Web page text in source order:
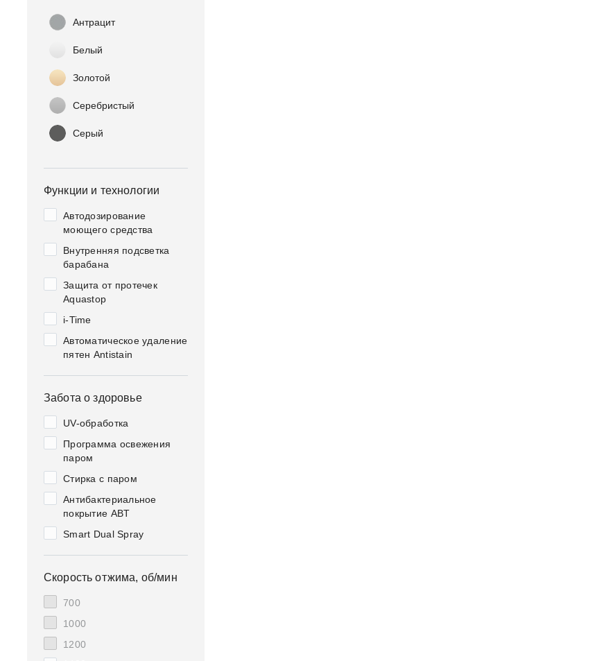
Антрацит
Белый
Золотой
Серебристый
Серый
Функции и технологии
Автодозирование
моющего средства
Внутренняя подсветка
барабана
Защита от протечек
Aquastop
i-Time
Автоматическое удаление
пятен Antistain
Забота о здоровье
UV-обработка
Программа освежения
паром
Стирка с паром
Антибактериальное
покрытие ABT
Smart Dual Spray
Скорость отжима, об/мин
700
1000
1200